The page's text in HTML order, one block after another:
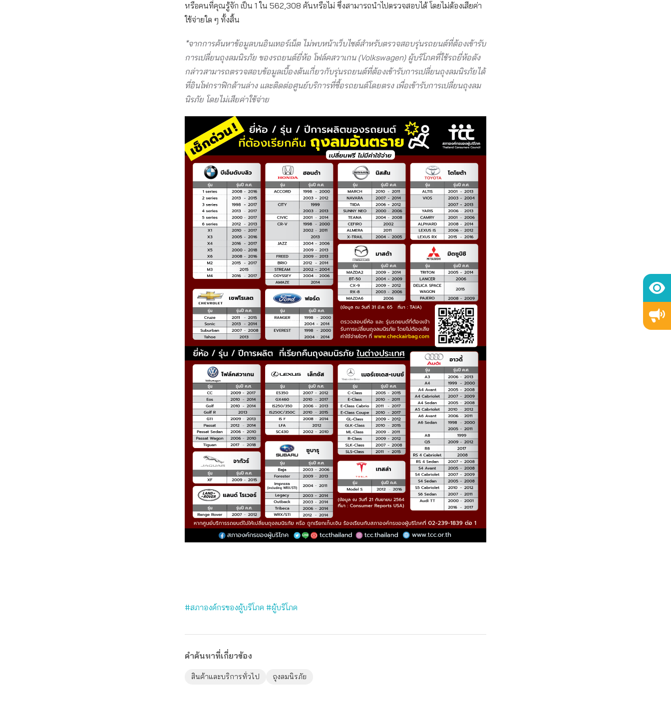
หรือคนที่คุณรู้จัก เป็น 1 ใน 562,308 คันหรือไม่ ซึ่งสามารถนำไปตรวจสอบได้ โดยไม่ต้องเสียค่า
ใช้จ่ายใด ๆ ทั้งสิ้น
*จากการค้นหาข้อมูลบนอินเทอร์เน็ต ไม่พบหน้าเว็บไซต์สำหรับตรวจสอบรุ่นรถยนต์ที่ต้องเข้ารับ
การเปลี่ยนถุงลมนิรภัย ของรถยนต์ยี่ห้อ โฟล์คสวาเกน (Volkswagen) ผู้บริโภคที่ใช้รถยี่ห้อดัง
กล่าวสามารถตรวจสอบข้อมูลเบื้องต้นเกี่ยวกับรุ่นรถยนต์ที่ต้องเข้ารับการเปลี่ยนถุงลมนิรภัยได้
ที่อินโฟกราฟิกด้านล่าง และติดต่อศูนย์บริการที่ซื้อรถยนต์โดยตรง เพื่อเข้ารับการเปลี่ยนถุงลม
นิรภัย โดยไม่เสียค่าใช้จ่าย
#สภาองค์กรของผู้บริโภค #ผู้บริโภค
คำค้นหาที่เกี่ยวข้อง
สินค้าและบริการทั่วไป ถุงลมนิรภัย